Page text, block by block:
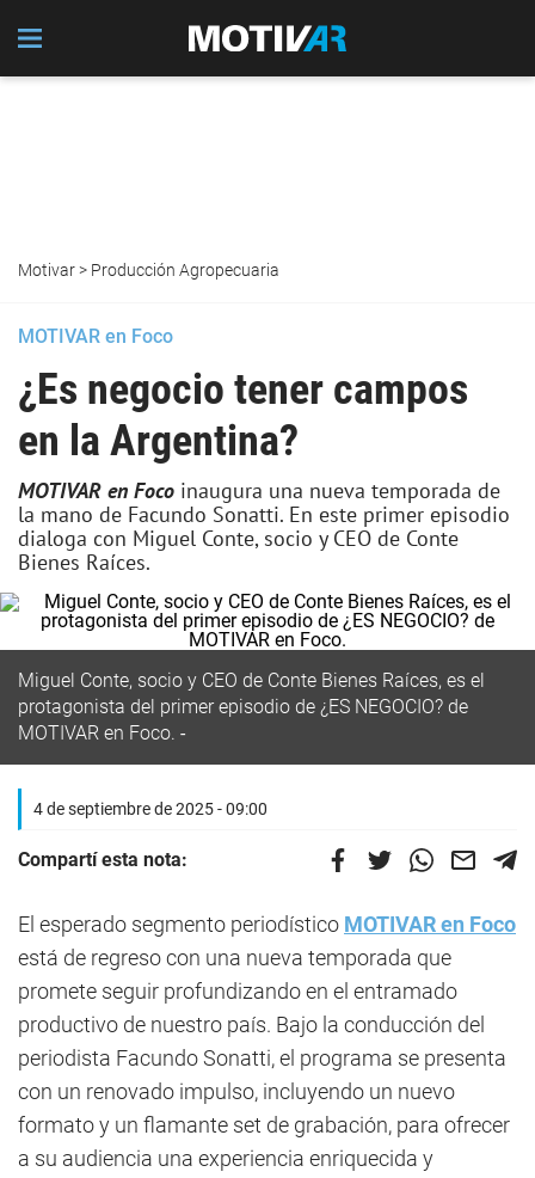
Motivar> Producción Agropecuaria
MOTIVAR en Foco
¿Es negocio tener campos
en la Argentina?
MOTIVAR en Foco inaugura una nueva temporada de
la mano de Facundo Sonatti. En este primer episodio
dialoga con Miguel Conte, socio y CEO de Conte
Bienes Raíces.
Miguel Conte, socio y CEO de Conte Bienes Raíces, es el
protagonista del primer episodio de ¿ES NEGOCIO? de
MOTIVAR en Foco.
4 de septiembre de 2025 - 09:00
Compartí esta nota:
El esperado segmento periodístico MOTIVAR en Foco
está de regreso con una nueva temporada que
promete seguir profundizando en el entramado
productivo de nuestro país. Bajo la conducción del
periodista Facundo Sonatti, el programa se presenta
con un renovado impulso, incluyendo un nuevo
formato y un flamante set de grabación, para ofrecer
a su audiencia una experiencia enriquecida y